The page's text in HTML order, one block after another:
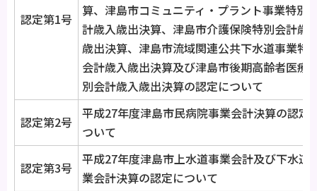
認定第1号
算、津島市コミュニティ・プラント事業特別
計歳入歳出決算、津島市介護保険特別会計歳
歳出決算、津島市流域関連公共下水道事業特
会計歳入歳出決算及び津島市後期高齢者医療
別会計歳入歳出決算の認定について
認定第2号
平成27年度津島市民病院事業会計決算の認定
ついて
認定第3号
平成27年度津島市上水道事業会計及び下水道
業会計決算の認定について